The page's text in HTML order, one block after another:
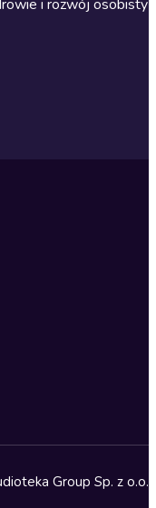
i rozwój osobisty
Group Sp. z o.o.